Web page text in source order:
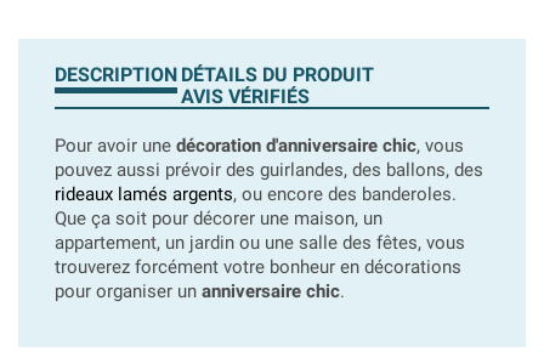
DESCRIPTION DÉTAILS DU PRODUIT
AVIS VÉRIFIÉS
Pour avoir une décoration d'anniversaire chic, vous
pouvez aussi prévoir des guirlandes, des ballons, des
rideaux lamés argents, ou encore des banderoles.
Que ça soit pour décorer une maison, un
appartement, un jardin ou une salle des fêtes, vous
trouverez forcément votre bonheur en décorations
pour organiser un anniversaire chic.